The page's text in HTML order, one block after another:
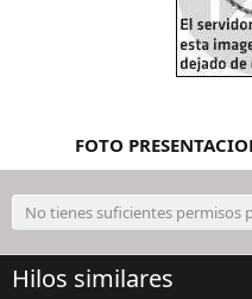
FOTO
No tienes suficientes permisos
Hilos similares